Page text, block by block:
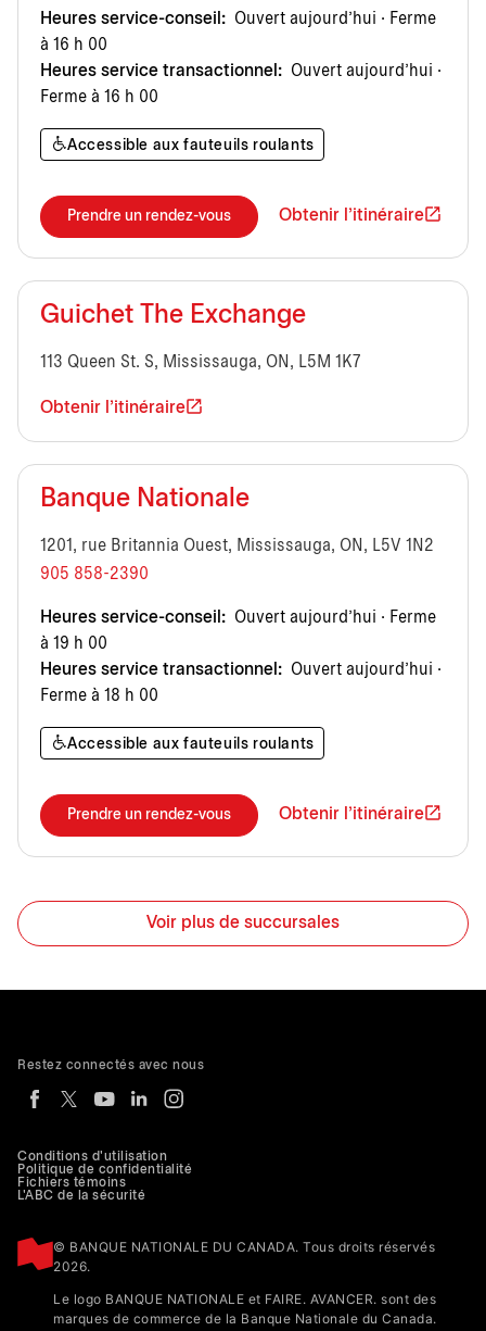
Heures service-conseil: Ouvert aujourd’hui · Ferme
à 16 h 00
Heures service transactionnel: Ouvert aujourd’hui ·
Ferme à 16 h 00
Accessible aux fauteuils roulants
Prendre un rendez-vous Obtenir l'itinéraire
Guichet The Exchange
113 Queen St. S, Mississauga, ON, L5M 1K7
Obtenir l'itinéraire
Banque Nationale
1201, rue Britannia Ouest, Mississauga, ON, L5V 1N2
905 858-2390
Heures service-conseil: Ouvert aujourd’hui · Ferme
à 19 h 00
Heures service transactionnel: Ouvert aujourd’hui ·
Ferme à 18 h 00
Accessible aux fauteuils roulants
Prendre un rendez-vous Obtenir l'itinéraire
Voir plus de succursales
Conditions d'utilisation
Politique de confidentialité
Fichiers témoins
L'ABC de la sécurité
© BANQUE NATIONALE DU CANADA. Tous droits réservés
2026.
Le logo BANQUE NATIONALE et FAIRE. AVANCER. sont des
marques de commerce de la Banque Nationale du Canada.
Restez connectés avec nous